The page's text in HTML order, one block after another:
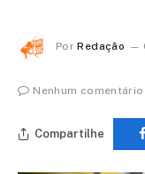
Por Redação
Nenhum comentário
Compartilhe